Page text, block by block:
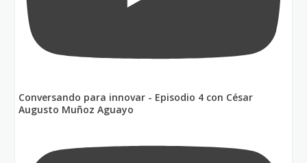
Conversando para innovar - Episodio 4 con César
Augusto Muñoz Aguayo